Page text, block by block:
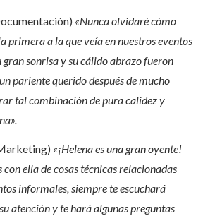
«Nunca olvidaré cómo
primera a la que veía en nuestros eventos
gran sonrisa y su cálido abrazo fueron
pariente querido después de mucho
tal combinación de pura calidez y
«¡Helena es una gran oyente!
ella de cosas técnicas relacionadas
informales, siempre te escuchará
atención y te hará algunas preguntas